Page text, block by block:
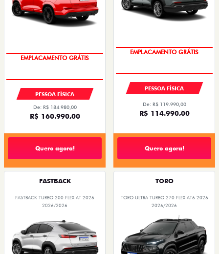
OPORTUNIDADE
PESSOA FÍSICA
De: R$ 184.980,00
R$ 160.990,00
Quero agora!
OPORTUNIDADE
PESSOA FÍSICA
De: R$ 119.990,00
R$ 114.990,00
Quero agora!
FASTBACK
FASTBACK TURBO 200 FLEX AT 2026
2026/2026
TORO
TORO ULTRA TURBO 270 FLEX AT6 2026
2026/2026